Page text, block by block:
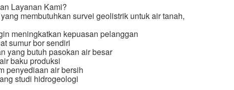
Layanan Kami?
membutuhkan survei geolistrik untuk air tanah,
meningkatkan kepuasan pelanggan
sumur bor sendiri
yang butuh pasokan air besar
baku produksi
penyediaan air bersih
studi hidrogeologi